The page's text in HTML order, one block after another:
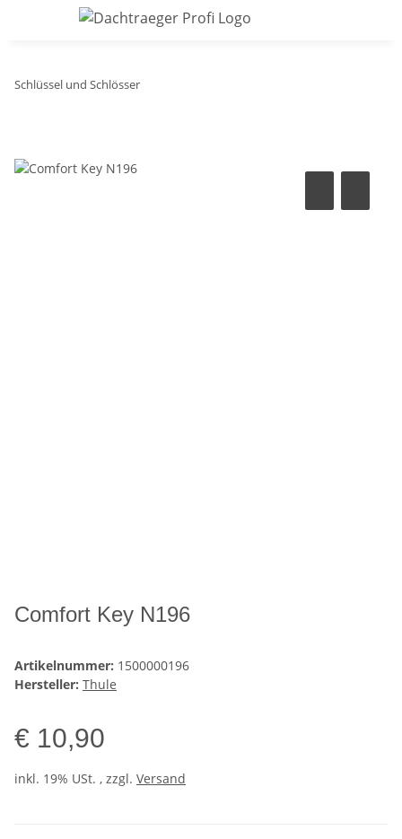
Schlüssel und Schlösser
Comfort Key N196
Artikelnummer: 1500000196
Hersteller: Thule
€ 10,90
inkl. 19% USt. , zzgl. Versand